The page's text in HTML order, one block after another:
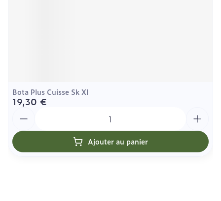
Bota Plus Cuisse Sk Xl
19,30 €
Ajouter au panier